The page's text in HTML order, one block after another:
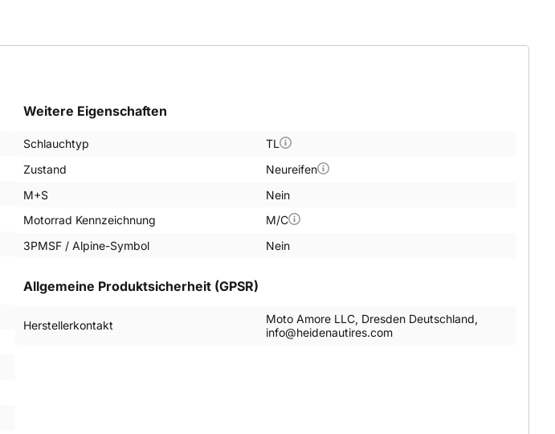
Weitere Eigenschaften
Schlauchtyp
TL
Zustand
Neureifen
M+S
Nein
Motorrad Kennzeichnung
M/C
3PMSF / Alpine-Symbol
Nein
Allgemeine Produktsicherheit (GPSR)
Herstellerkontakt
Moto Amore LLC, Dresden Deutschland,
info@heidenautires.com